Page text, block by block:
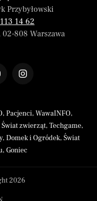
Przybyłowski
14 62
808 Warszawa
, Pacjenci, WawaINFO,
Świat zwierząt, Techgame,
, Domek i Ogródek, Świat
, Goniec
2026